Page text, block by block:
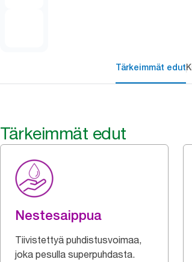
Tärkeimmät edut
Tärkeimmät edut
Nestesaippua
Tiivistettyä puhdistusvoimaa,
joka pesulla superpuhdasta.